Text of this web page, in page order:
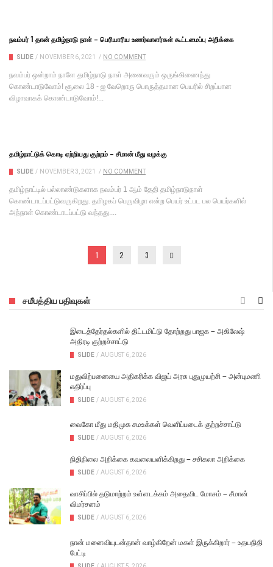
நவம்பர் 1 தான் தமிழ்நாடு நாள் – பெரியாரிய உணர்வாளர்கள் கூட்டமைப்பு அறிக்கை
SLIDE / NOVEMBER 6, 2021 / NO COMMENT
நவம்பர் ஒன்றாம் நாளே தமிழ்நாடு நாள் அனைவரும் ஒருங்கிணைந்து
கொண்டாடுவோம்! சூலை 18 - ஐ வேறொரு பொருத்தமான பெயரில் சிறப்பான
விழாவாகக் கொண்டாடுவோம்!...
தமிழ்நாட்டுக் கொடி ஏற்றியது குற்றம் – சீமான் மீது வழக்கு
SLIDE / NOVEMBER 3, 2021 / NO COMMENT
தமிழ்நாட்டில் பல்லாண்டுகளாக நவம்பர் 1 ஆம் தேதி தமிழ்நாடுநாள்
கொண்டாடப்பட்டுவருகிறது. தமிழகப் பெருவிழா என்ற பெயர் உட்பட பல பெயர்களில்
அந்நாள் கொண்டாடப்பட்டு வந்தது....
1 2 3
சமீபத்திய பதிவுகள்
இடைத்தேர்தல்களில் திட்டமிட்டு தோற்றது பாஜக – அகிலேஷ்
அதிரடி குற்றச்சாட்டு
SLIDE / AUGUST 6, 2026
மதுவிற்பனையை அதிகரிக்க விஜய் அரசு புதுமுயற்சி – அன்புமணி
எதிர்ப்பு
SLIDE / AUGUST 6, 2026
வைகோ மீது மதிமுக சமஉக்கள் வெளிப்படைக் குற்றச்சாட்டு
SLIDE / AUGUST 6, 2026
நிதிநிலை அறிக்கை கவலையளிக்கிறது – சசிகலா அறிக்கை
SLIDE / AUGUST 6, 2026
வாசிப்பில் தடுமாற்றம் உள்ளடக்கம் அதைவிட மோசம் – சீமான்
விமர்சனம்
SLIDE / AUGUST 6, 2026
நான் மனைவியுடன்தான் வாழ்கிறேன் மகள் இருக்கிறார் – உதயநிதி
பேட்டி